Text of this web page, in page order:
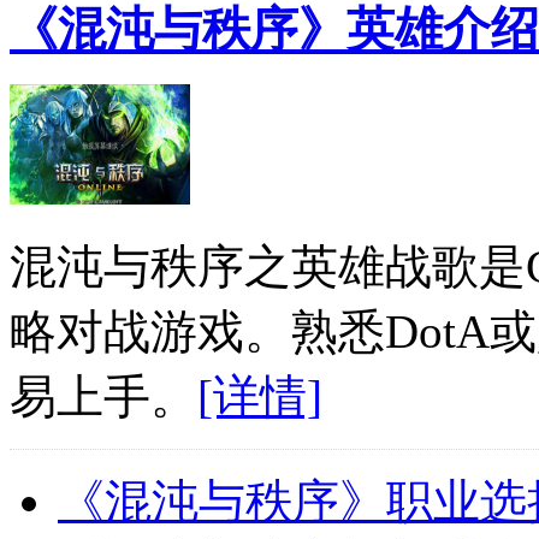
《混沌与秩序》英雄介绍
混沌与秩序之英雄战歌是
略对战游戏。熟悉DotA
易上手。 [详情]
《混沌与秩序》职业